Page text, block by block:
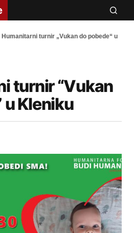
Humanitarni turnir „Vukan do pobede“ u
turnir “Vukan
u Kleniku